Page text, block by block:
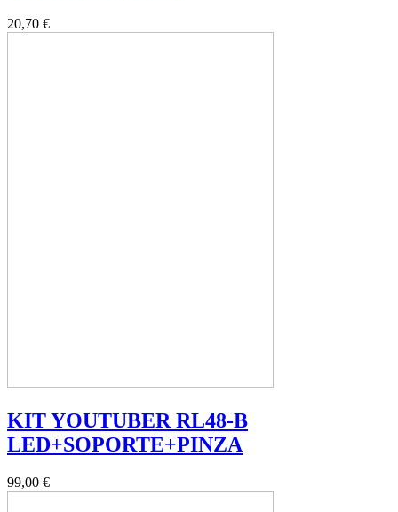
20,70 €
KIT YOUTUBER RL48-B
LED+SOPORTE+PINZA
99,00 €